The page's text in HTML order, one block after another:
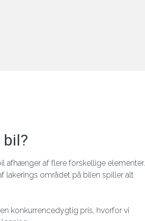
afhænger af flere forskellige elementer.
lakerings området på bilen spiller alt
konkurrencedygtig pris, hvorfor vi